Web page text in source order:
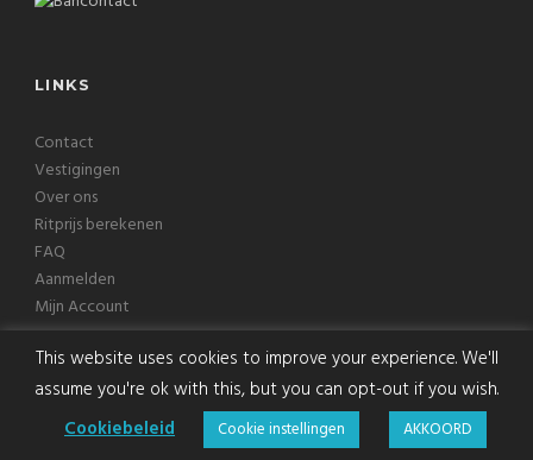
LINKS
Contact
Vestigingen
Over ons
Ritprijs berekenen
FAQ
Aanmelden
Mijn Account
Copyright © 2026 Europcab B.V. Alle rechten voorbehouden
Voorwaarden|Privacy Disclaimer|Cookies
This website uses cookies to improve your experience. We'll
assume you're ok with this, but you can opt-out if you wish.
Cookiebeleid
Cookie instellingen AKKOORD